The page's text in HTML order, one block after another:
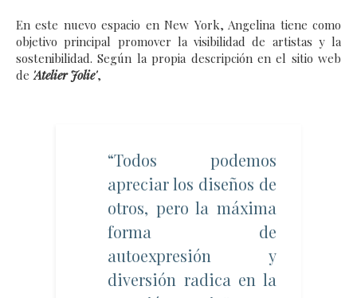
En este nuevo espacio en New York, Angelina tiene como
objetivo principal promover la visibilidad de artistas y la
sostenibilidad. Según la propia descripción en el sitio web
de 'Atelier Jolie',
“Todos podemos
apreciar los diseños de
otros, pero la máxima
forma de
autoexpresión y
diversión radica en la